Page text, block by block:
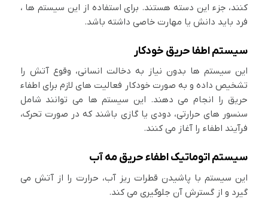
کنند، جزء این دسته هستند. برای استفاده از این سیستم ها ،
فرد باید دانش یا مهارت خاصی داشته باشد.
سیستم اطفا حریق خودکار
این سیستم ها بدون نیاز به دخالت انسانی، وقوع آتش را
تشخیص داده و به صورت خودکار فعالیت های لازم برای اطفاء
حریق را انجام می دهند. این سیستم ها می توانند شامل
سنسور های حرارتی، دودی یا گازی باشند که در صورت تحرک،
فرآیند اطفاء را آغاز می کنند.
سیستم اتوماتیک اطفاء حریق مه آب
این سیستم با پاشیدن قطرات ریز آب، حرارت را از آتش می
گیرد و از گسترش آن جلوگیری می کند.